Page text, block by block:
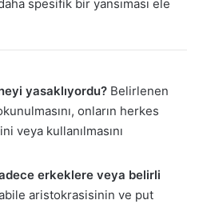
spesifik bir yansıması ele
yasaklıyordu? Belirlenen
onların herkes
veya kullanılmasını
erkeklere veya belirli
aristokrasisinin ve put